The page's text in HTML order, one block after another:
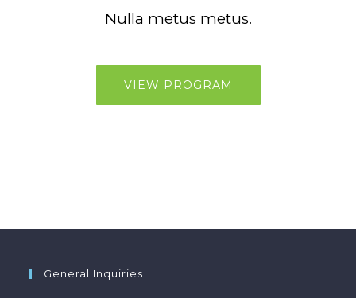
Nulla metus metus.
VIEW PROGRAM
General Inquiries